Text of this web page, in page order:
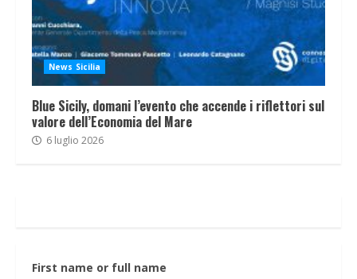
News Sicilia
Blue Sicily, domani l’evento che accende i riflettori sul
valore dell’Economia del Mare
6 luglio 2026
First name or full name